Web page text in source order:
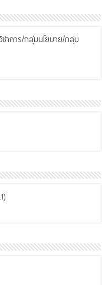
าการ/กลุ่มนโยบาย/กลุ่ม